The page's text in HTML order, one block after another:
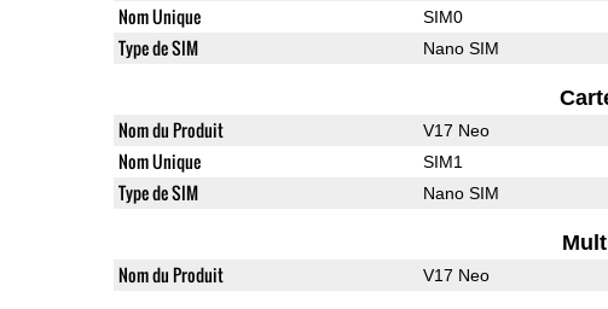
Nom Unique SIM0
Type de SIM Nano SIM
Nom du Produit V17 Neo
Nom Unique SIM1
Type de SIM Nano SIM
Nom du Produit V17 Neo